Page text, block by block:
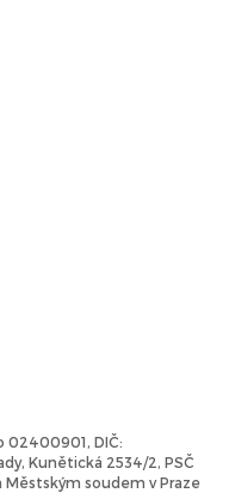
02400901, DIČ:
Kunětická 2534/2, PSČ
soudem v Praze